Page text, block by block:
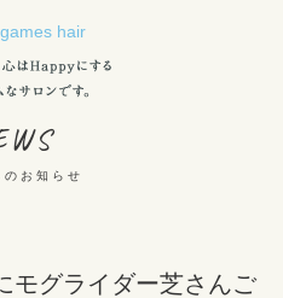
のお知らせ
モグライダー芝さんご